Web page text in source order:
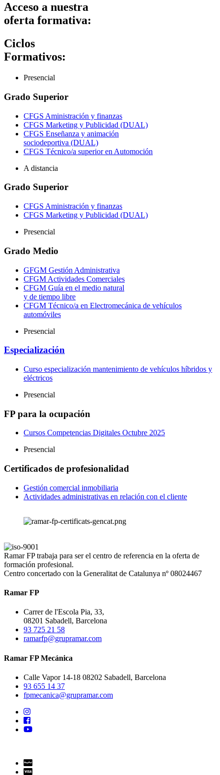
Acceso a nuestra
oferta formativa:
Ciclos
Formativos:
Presencial
Grado Superior
CFGS Aministración y finanzas
CFGS Marketing y Publicidad (DUAL)
CFGS Enseñanza y animación
sociodeportiva (DUAL)
CFGS Técnico/a superior en Automoción
A distancia
Grado Superior
CFGS Aministración y finanzas
CFGS Marketing y Publicidad (DUAL)
Presencial
Grado Medio
GFGM Gestión Administrativa
CFGM Actividades Comerciales
CFGM Guía en el medio natural
y de tiempo libre
CFGM Técnico/a en Electromecánica de vehículos
automóviles
Presencial
Especialización
Curso especialización mantenimiento de vehículos híbridos y
eléctricos
Presencial
FP para la ocupación
Cursos Competencias Digitales Octubre 2025
Presencial
Certificados de profesionalidad
Gestión comercial inmobiliaria
Actividades administrativas en relación con el cliente
Ramar FP trabaja para ser el centro de referencia en la oferta de
formación profesional.
Centro concertado con la Generalitat de Catalunya nº 08024467
Ramar FP
Carrer de l'Escola Pia, 33,
08201 Sabadell, Barcelona
93 725 21 58
ramarfp@grupramar.com
Ramar FP Mecánica
Calle Vapor 14-18 08202 Sabadell, Barcelona
93 655 14 37
fpmecanica@grupramar.com